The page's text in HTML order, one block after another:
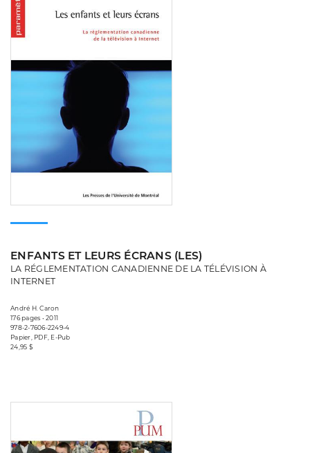
ENFANTS ET LEURS ÉCRANS (LES)
LA RÉGLEMENTATION CANADIENNE DE LA TÉLÉVISION À
INTERNET
André H. Caron
176 pages • 2011
978-2-7606-2249-4
Papier, PDF, E-Pub
24,95 $